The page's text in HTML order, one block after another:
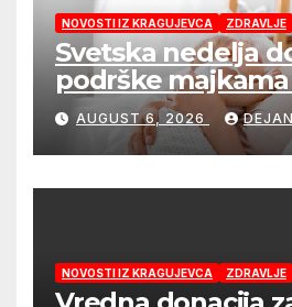
NOVOSTI IZ KRAGUJEVCA ZDRAVLJE
Svetska nedelja
podrške
početka života
AUGUST 6, 2026
NOVOSTI IZ KRAGUJEVCA ZDRAVLJE